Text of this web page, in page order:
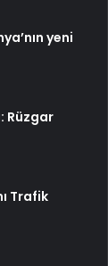
yeni
Rüzgar
Trafik